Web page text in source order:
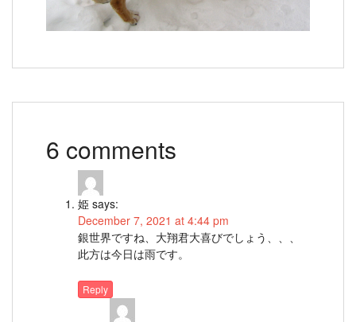
6 comments
姫 says:
December 7, 2021 at 4:44 pm
銀世界ですね、大翔君大喜びでしょう、、、
此方は今日は雨です。
Reply